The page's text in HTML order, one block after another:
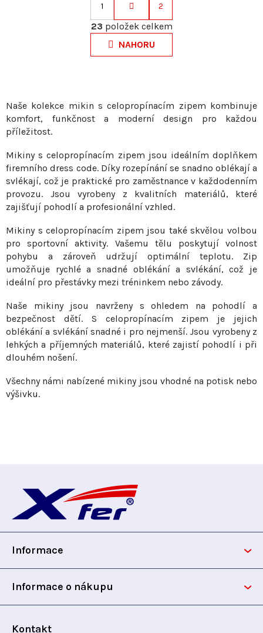
O
v
l
á
c
í
v
k
y
v
p
i
s
u
S
t
r
á
v
á
í
1 2
23 položek celkem
NAHORU
Naše kolekce mikin s celopropínacím zipem kombinuje
komfort, funkčnost a moderní design pro každou
příležitost.
Mikiny s celopropínacím zipem jsou ideálním doplňkem
firemního dress code. Díky rozepínání se snadno oblékají a
svlékají, což je praktické pro zaměstnance v každodenním
provozu. Jsou vyrobeny z kvalitních materiálů, které
zajišťují pohodlí a profesionální vzhled.
Mikiny s celopropínacím zipem jsou také skvělou volbou
pro sportovní aktivity. Vašemu tělu poskytují volnost
pohybu a zároveň udržují optimální teplotu. Zip
umožňuje rychlé a snadné oblékání a svlékání, což je
ideální pro přestávky mezi tréninkem nebo závody.
Naše mikiny jsou navrženy s ohledem na pohodlí a
bezpečnost dětí. S celopropínacím zipem je jejich
oblékání a svlékání snadné i pro nejmenší. Jsou vyrobeny z
lehkých a příjemných materiálů, které zajistí pohodlí i při
dlouhém nošení.
Všechny námi nabízené mikiny jsou vhodné na potisk nebo
výšivku.
p
Informace
Informace o nákupu
Kontakt